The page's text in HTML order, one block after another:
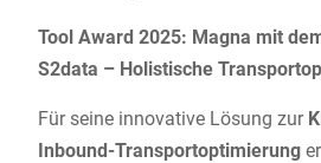
Tool Award 2025: Magna mit
S2data – Holistische
Für seine innovative Lösung zur
Inbound-Transportoptimierung